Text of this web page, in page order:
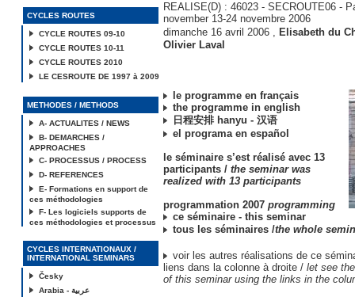
CYCLES ROUTES
CYCLE ROUTES 09-10
CYCLE ROUTES 10-11
CYCLE ROUTES 2010
LE CESROUTE DE 1997 à 2009
METHODES / METHODS
A- ACTUALITES / NEWS
B- DEMARCHES /
APPROACHES
C- PROCESSUS / PROCESS
D- REFERENCES
E- Formations en support de
ces méthodologies
F- Les logiciels supports de
ces méthodologies et processus
CYCLES INTERNATIONAUX /
INTERNATIONAL SEMINARS
Česky
Arabia - عربية
REALISE(D) : 46023 - SECROUTE06 -
november 13-24 novembre 2006
dimanche 16 avril 2006 , Elisabeth du
Olivier Laval
le programme en français
the programme in english
日程安排 hanyu - 汉语
el programa en español
le séminaire s’est réalisé avec 13
participants / the seminar was
realized with 13 participants
programmation 2007 programming
ce séminaire - this seminar
tous les séminaires /the whole
voir les autres réalisations de ce
liens dans la colonne à droite / let see
of this seminar using the links in the